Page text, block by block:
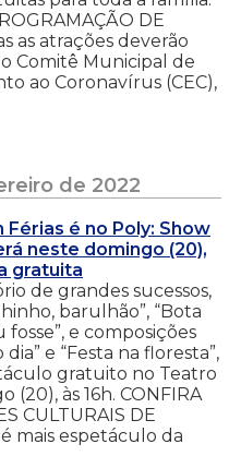
DE
as atrações deverão
Comitê Municipal de
ao Coronavírus (CEC),
de 2022
Férias é no Poly: Show
neste domingo (20),
gratuita
de grandes sucessos,
barulhão”, “Bota
fosse”, e composições
e “Festa na floresta”,
gratuito no Teatro
às 16h. CONFIRA
CULTURAIS DE
mais espetáculo da